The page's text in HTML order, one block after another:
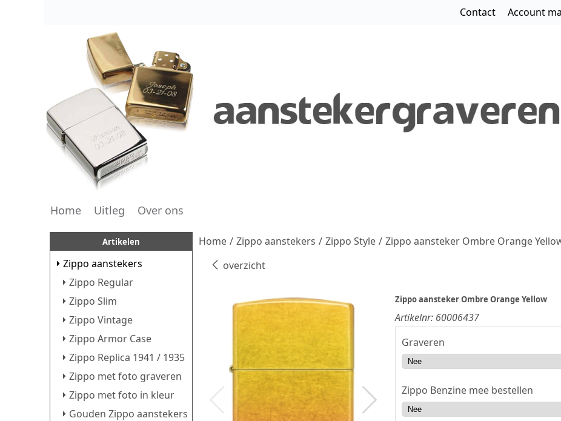
Contact Account
Home Uitleg Over ons
Artikelen
Zippo aanstekers
Zippo Regular
Zippo Slim
Zippo Vintage
Zippo Armor Case
Zippo Replica 1941 / 1935
Zippo met foto graveren
Zippo met foto in kleur
Gouden Zippo aanstekers
Home / Zippo aanstekers / Zippo Style / Zippo aansteker Ombre Orange
overzicht
Zippo aansteker Ombre Orange Yellow
Artikelnr: 60006437
Graveren
Zippo Benzine mee bestellen